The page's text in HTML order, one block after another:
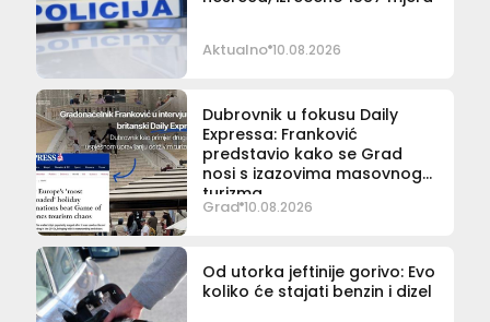
Aktualno 10.08.2026
Dubrovnik u fokusu Daily
Expressa: Franković
predstavio kako se Grad
nosi s izazovima masovnog
turizma
Grad 10.08.2026
Od utorka jeftinije gorivo: Evo
koliko će stajati benzin i dizel